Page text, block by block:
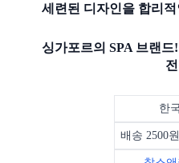
세련된 디자인을 합리
싱가포르의 SPA 브랜
한
배송 2500